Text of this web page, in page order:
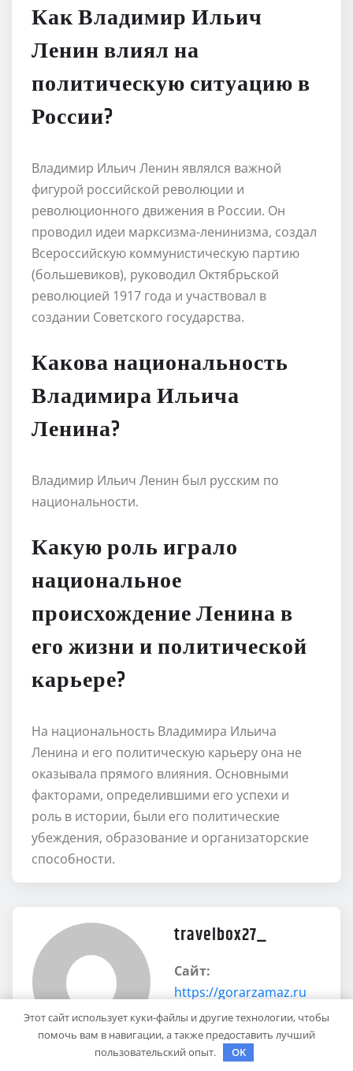
Как Владимир Ильич
Ленин влиял на
политическую ситуацию в
России?
Владимир Ильич Ленин являлся важной
фигурой российской революции и
революционного движения в России. Он
проводил идеи марксизма-ленинизма, создал
Всероссийскую коммунистическую партию
(большевиков), руководил Октябрьской
революцией 1917 года и участвовал в
создании Советского государства.
Какова национальность
Владимира Ильича
Ленина?
Владимир Ильич Ленин был русским по
национальности.
Какую роль играло
национальное
происхождение Ленина в
его жизни и политической
карьере?
На национальность Владимира Ильича
Ленина и его политическую карьеру она не
оказывала прямого влияния. Основными
факторами, определившими его успехи и
роль в истории, были его политические
убеждения, образование и организаторские
способности.
travelbox27_
Сайт:
https://gorarzamaz.ru
Этот сайт использует куки-файлы и другие технологии, чтобы
помочь вам в навигации, а также предоставить лучший
пользовательский опыт.
OK